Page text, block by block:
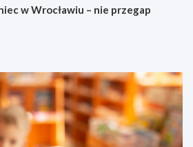
w Wrocławiu – nie przegap